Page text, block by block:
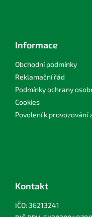
Informace
Obchodní podmínky
Reklamační řád
Podmínky ochrany
Cookies
Povolení k provozování
Kontakt
IČO: 36213241